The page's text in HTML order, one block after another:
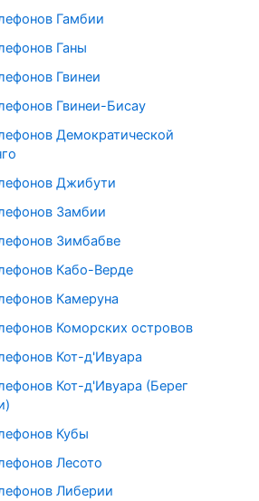
Гамбии
Ганы
Гвинеи
Гвинеи-Бисау
Демократической
Джибути
Замбии
Зимбабве
Кабо-Верде
Камеруна
Коморских островов
Кот-д'Ивуара
Кот-д'Ивуара (Берег
Кубы
Лесото
Либерии